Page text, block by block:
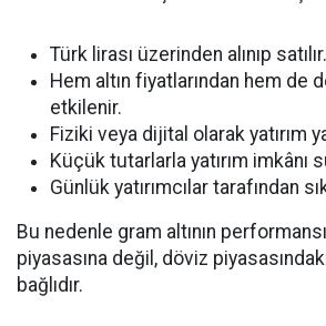
Türk lirası üzerinden alınıp satılır.
Hem altın fiyatlarından hem de
etkilenir.
Fiziki veya dijital olarak yatırım
Küçük tutarlarla yatırım imkânı
Günlük yatırımcılar tarafından
Bu nedenle gram altının
piyasasına değil, döviz
bağlıdır.